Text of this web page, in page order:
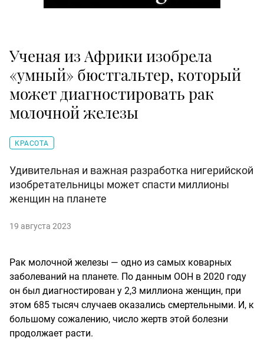
Ученая из Африки изобрела
«умный» бюстгальтер, который
может диагностировать рак
молочной железы
КРАСОТА
Удивительная и важная разработка нигерийской
изобретательницы может спасти миллионы
женщин на планете
19 августа 2023
Рак молочной железы — одно из самых коварных
заболеваний на планете. По данным ООН в 2020 году
он был диагностирован у 2,3 миллиона женщин, при
этом 685 тысяч случаев оказались смертельными. И, к
большому сожалению, число жертв этой болезни
продолжает расти.